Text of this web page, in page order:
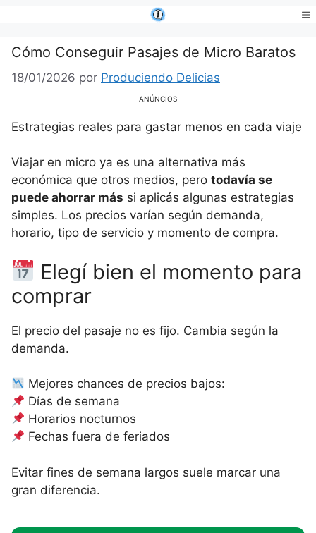
contenido
Cómo Conseguir Pasajes de Micro Baratos
18/01/2026 por Produciendo Delicias
ANÚNCIOS
Estrategias reales para gastar menos en cada viaje
Viajar en micro ya es una alternativa más
económica que otros medios, pero todavía se
puede ahorrar más si aplicás algunas estrategias
simples. Los precios varían según demanda,
horario, tipo de servicio y momento de compra.
Elegí bien el momento para
comprar
El precio del pasaje no es fijo. Cambia según la
demanda.
Mejores chances de precios bajos:
Días de semana
Horarios nocturnos
Fechas fuera de feriados
Evitar fines de semana largos suele marcar una
gran diferencia.